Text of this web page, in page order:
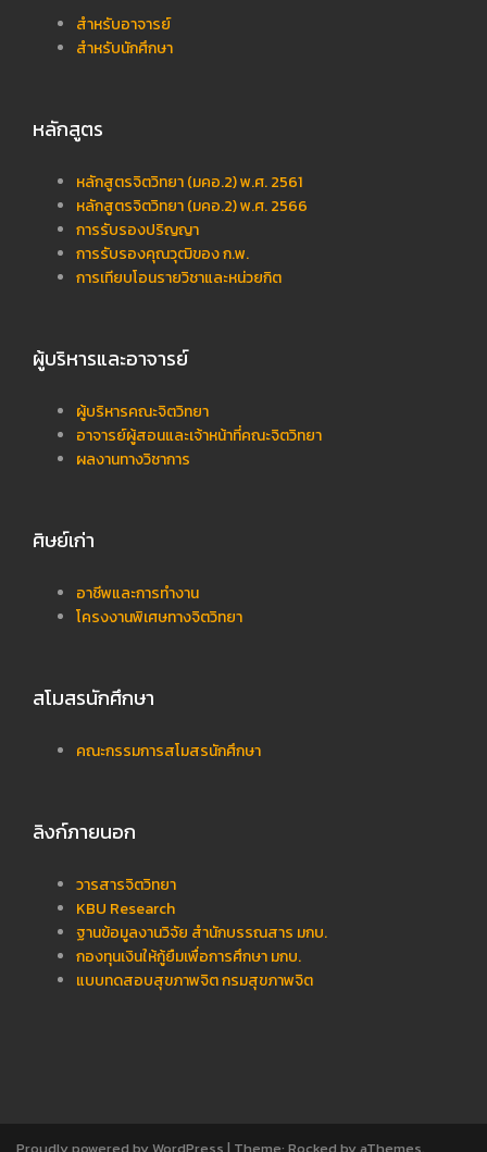
สำหรับอาจารย์
สำหรับนักศึกษา
หลักสูตร
หลักสูตรจิตวิทยา (มคอ.2) พ.ศ. 2561
หลักสูตรจิตวิทยา (มคอ.2) พ.ศ. 2566
การรับรองปริญญา
การรับรองคุณวุฒิของ ก.พ.
การเทียบโอนรายวิชาและหน่วยกิต
ผู้บริหารและอาจารย์
ผู้บริหารคณะจิตวิทยา
อาจารย์ผู้สอนและเจ้าหน้าที่คณะจิตวิทยา
ผลงานทางวิชาการ
ศิษย์เก่า
อาชีพและการทำงาน
โครงงานพิเศษทางจิตวิทยา
สโมสรนักศึกษา
คณะกรรมการสโมสรนักศึกษา
ลิงก์ภายนอก
วารสารจิตวิทยา
KBU Research
ฐานข้อมูลงานวิจัย สำนักบรรณสาร มกบ.
กองทุนเงินให้กู้ยืมเพื่อการศึกษา มกบ.
แบบทดสอบสุขภาพจิต กรมสุขภาพจิต